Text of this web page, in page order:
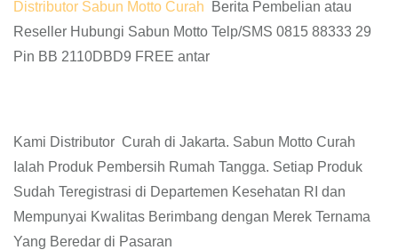
Distributor Sabun Motto Curah
Berita Pembelian atau
Reseller Hubungi Sabun Motto Telp/SMS 0815 88333 29
Pin BB 2110DBD9 FREE antar
Kami Distributor Curah di Jakarta. Sabun Motto Curah
Ialah Produk Pembersih Rumah Tangga. Setiap Produk
Sudah Teregistrasi di Departemen Kesehatan RI dan
Mempunyai Kwalitas Berimbang dengan Merek Ternama
Yang Beredar di Pasaran